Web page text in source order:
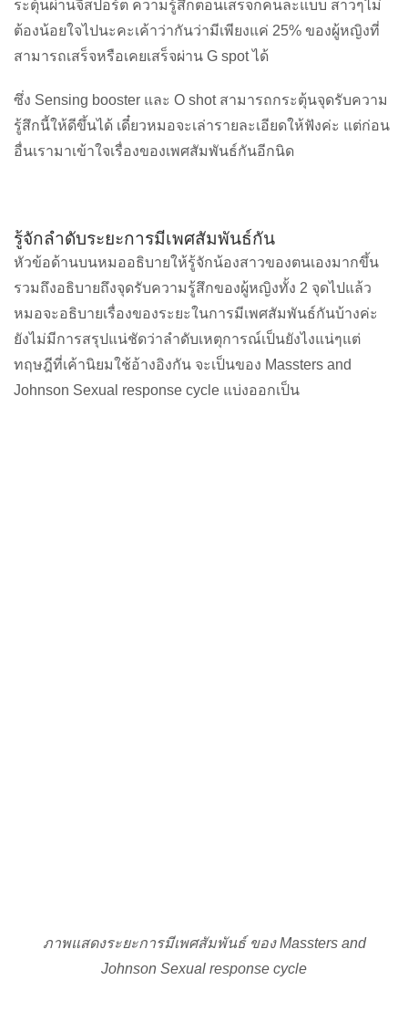
ระตุ้นผ่านจีสปอร์ต ความรู้สึกตอนเสร็จก็คนละแบบ สาวๆไม่
ต้องน้อยใจไปนะคะเค้าว่ากันว่ามีเพียงแค่ 25% ของผู้หญิงที่
สามารถเสร็จหรือเคยเสร็จผ่าน G spot ได้
ซึ่ง Sensing booster และ O shot สามารถกระตุ้นจุดรับความ
รู้สึกนี้ให้ดีขึ้นได้ เดี๋ยวหมอจะเล่ารายละเอียดให้ฟังค่ะ แต่ก่อน
อื่นเรามาเข้าใจเรื่องของเพศสัมพันธ์กันอีกนิด
รู้จักลำดับระยะการมีเพศสัมพันธ์กัน
หัวข้อด้านบนหมออธิบายให้รู้จักน้องสาวของตนเองมากขึ้น
รวมถึงอธิบายถึงจุดรับความรู้สึกของผู้หญิงทั้ง 2 จุดไปแล้ว
หมอจะอธิบายเรื่องของระยะในการมีเพศสัมพันธ์กันบ้างค่ะ
ยังไม่มีการสรุปแน่ชัดว่าลำดับเหตุการณ์เป็นยังไงแน่ๆแต่
ทฤษฎีที่เค้านิยมใช้อ้างอิงกัน จะเป็นของ Massters and
Johnson Sexual response cycle แบ่งออกเป็น
ภาพแสดงระยะการมีเพศสัมพันธ์ ของ Massters and
Johnson Sexual response cycle